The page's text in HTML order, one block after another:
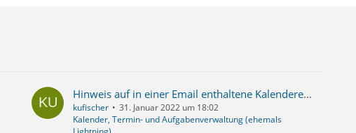
Hinweis auf in einer Email enthaltene Kalendereinladung aus- bzw. einschalten. Ausschalten ist sehr einfach! Einschalten???
kufischer
31. Januar 2022 um 18:02
Kalender, Termin- und Aufgabenverwaltung (ehemals